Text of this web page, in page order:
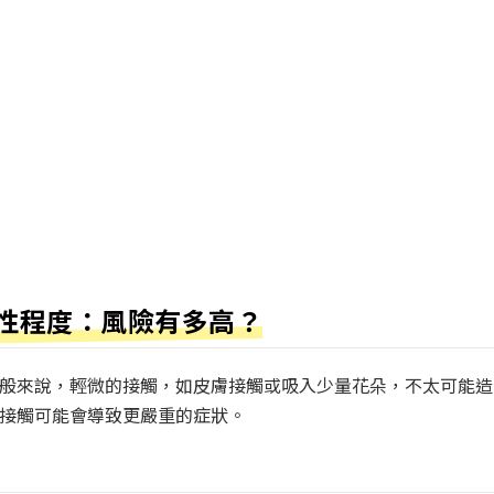
程度：風險有多高？
來說，輕微的接觸，如皮膚接觸或吸入少量花朵，不太可能造
觸可能會導致更嚴重的症狀。